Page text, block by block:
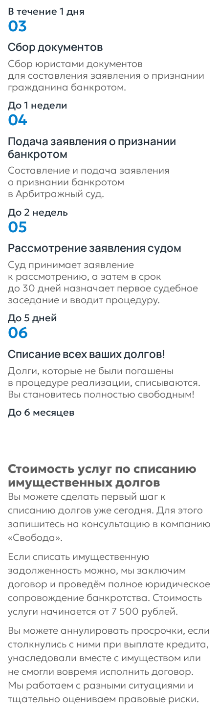
В течение 1 дня
Сбор документов
Сбор юристами документов
для составления заявления о признании
гражданина банкротом.
До 1 недели
Подача заявления о признании
банкротом
Составление и подача заявления
о признании банкротом
в Арбитражный суд.
До 2 недель
Рассмотрение заявления судом
Суд принимает заявление
к рассмотрению, а затем в срок
до 30 дней назначает первое судебное
заседание и вводит процедуру.
До 5 дней
Списание всех ваших долгов!
Долги, которые не были погашены
в процедуре реализации, списываются.
Вы становитесь полностью свободным!
До 6 месяцев
Стоимость услуг по списанию
имущественных долгов
Вы можете сделать первый шаг к
списанию долгов уже сегодня. Для этого
запишитесь на консультацию в компанию
«Свобода».
Если списать имущественную
задолженность можно, мы заключим
договор и проведём полное юридическое
сопровождение банкротства. Стоимость
услуги начинается от 7 500 рублей.
Вы можете аннулировать просрочки, если
столкнулись с ними при выплате кредита,
унаследовали вместе с имуществом или
не смогли вовремя исполнить договор.
Мы работаем с разными ситуациями и
тщательно оцениваем правовые риски.